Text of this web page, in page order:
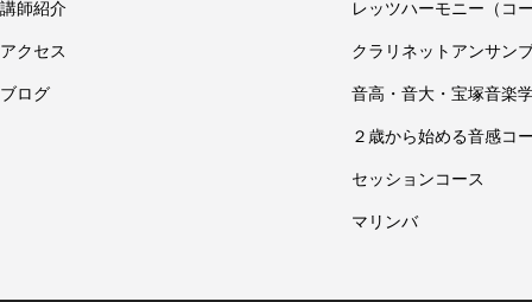
講師紹介
アクセス
ブログ
レッツハーモニー（コ
クラリネットアンサン
音高・音大・宝塚音楽
２歳から始める音感コ
セッションコース
マリンバ